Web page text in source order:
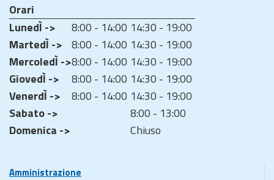
Orari
LunedÌ ->
8:00 - 14:00 14:30 - 19:00
MartedÌ -> 8:00 - 14:00 14:30 - 19:00
MercoledÌ ->8:00 - 14:00 14:30 - 19:00
GiovedÌ ->
8:00 - 14:00 14:30 - 19:00
VenerdÌ ->
8:00 - 14:00 14:30 - 19:00
Sabato ->
8:00 - 13:00
Domenica ->
Chiuso
Amministrazione